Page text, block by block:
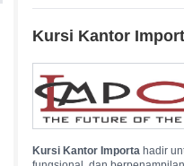
Kursi Kantor
Kursi Kantor Importahadir